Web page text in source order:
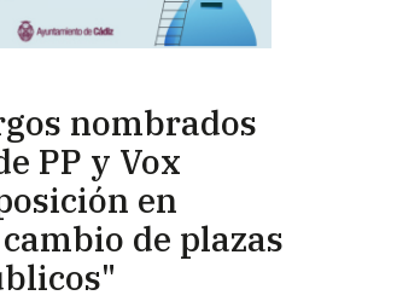
nombrados
PP y Vox
en
de plazas